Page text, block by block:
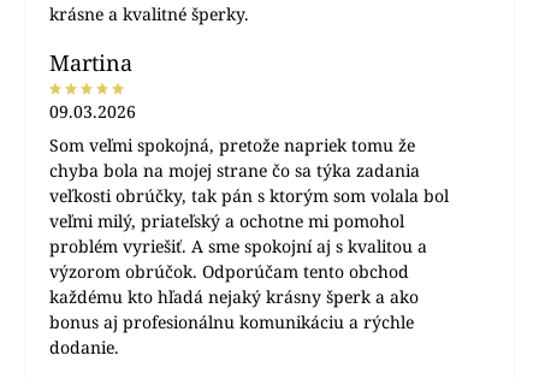
krásne a kvalitné šperky.
Martina
09.03.2026
Som veľmi spokojná, pretože napriek tomu že
chyba bola na mojej strane čo sa týka zadania
veľkosti obrúčky, tak pán s ktorým som volala bol
veľmi milý, priateľský a ochotne mi pomohol
problém vyriešiť. A sme spokojní aj s kvalitou a
výzorom obrúčok. Odporúčam tento obchod
každému kto hľadá nejaký krásny šperk a ako
bonus aj profesionálnu komunikáciu a rýchle
dodanie.